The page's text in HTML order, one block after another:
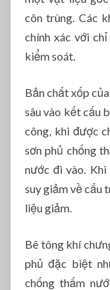
côn trùng. Các
chính xác với
kiểm soát.
Bản chất xốp
sâu vào kết cấu
công, khi được
sơn phủ chống
nước đi vào.
suy giảm về cấu
liệu giảm.
Bê tông khí
phủ đặc biệt
chống thấm